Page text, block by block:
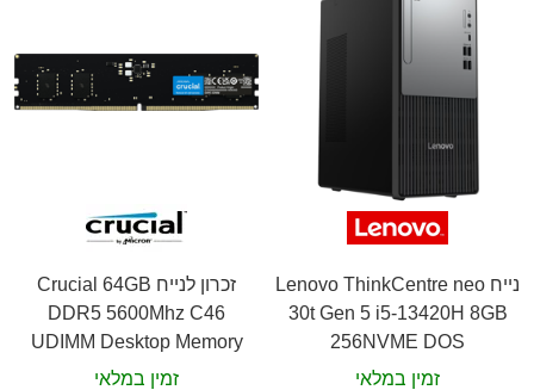
נייח Lenovo ThinkCentre neo
30t Gen 5 i5-13420H 8GB
256NVME DOS
זמין במלאי
זכרון לנייח Crucial 64GB
DDR5 5600Mhz C46
UDIMM Desktop Memory
זמין במלאי